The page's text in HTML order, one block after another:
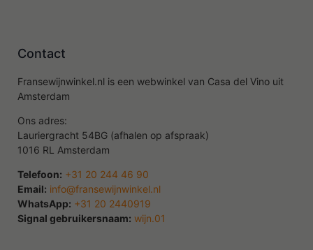
Contact
Fransewijnwinkel.nl is een webwinkel van Casa del Vino uit
Amsterdam
Ons adres:
Lauriergracht 54BG (afhalen op afspraak)
1016 RL Amsterdam
Telefoon: +31 20 244 46 90
Email: info@fransewijnwinkel.nl
WhatsApp: +31 20 2440919
Signal gebruikersnaam: wijn.01